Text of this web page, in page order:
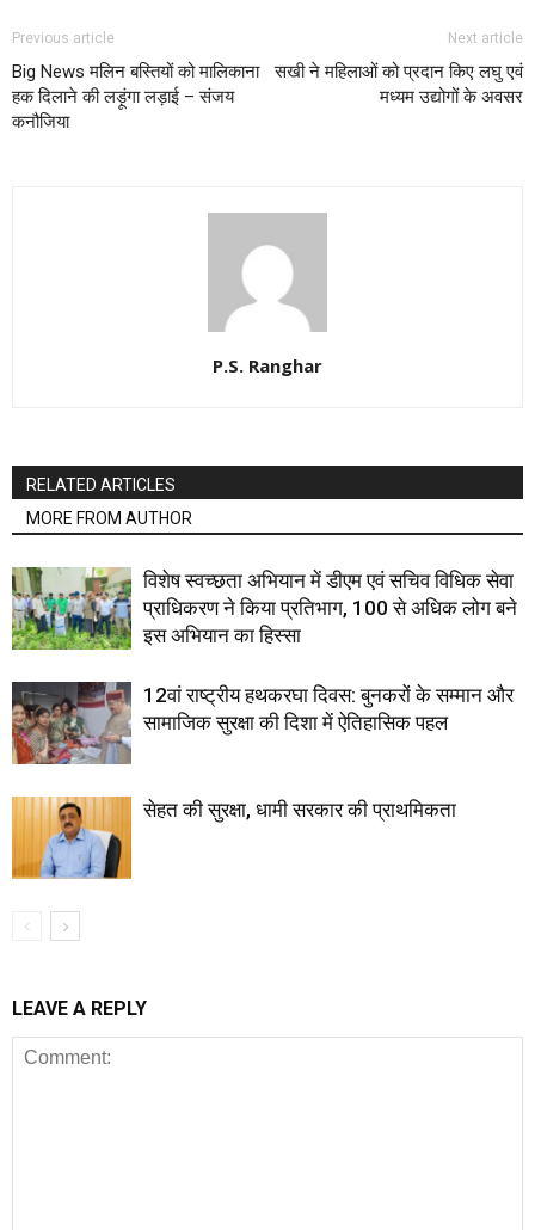
Previous article
Big News मलिन बस्तियों को मालिकाना
हक दिलाने की लड़ूंगा लड़ाई – संजय
कनौजिया
Next article
सखी ने महिलाओं को प्रदान किए लघु एवं
मध्यम उद्योगों के अवसर
P.S. Ranghar
RELATED ARTICLES
MORE FROM AUTHOR
विशेष स्वच्छता अभियान में डीएम एवं सचिव विधिक सेवा
प्राधिकरण ने किया प्रतिभाग, 100 से अधिक लोग बने
इस अभियान का हिस्सा
12वां राष्ट्रीय हथकरघा दिवस: बुनकरों के सम्मान और
सामाजिक सुरक्षा की दिशा में ऐतिहासिक पहल
सेहत की सुरक्षा, धामी सरकार की प्राथमिकता
LEAVE A REPLY